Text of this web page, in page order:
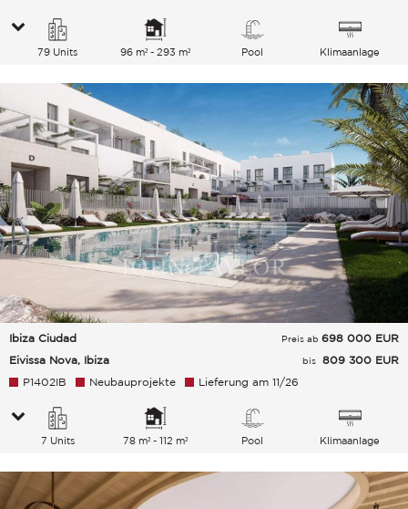
79 Units 96 m² - 293 m² Pool Klimaanlage
Ibiza Ciudad
Eivissa Nova, Ibiza
Preis ab 698 000 EUR
bis 809 300 EUR
P1402IB
Neubauprojekte Lieferung am 11/26
7 Units 78 m² - 112 m² Pool Klimaanlage